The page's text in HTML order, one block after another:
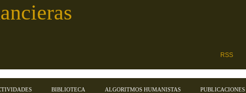
RSS
BIBLIOTECA ALGORITMOS HUMANISTAS PUBLICACIONES